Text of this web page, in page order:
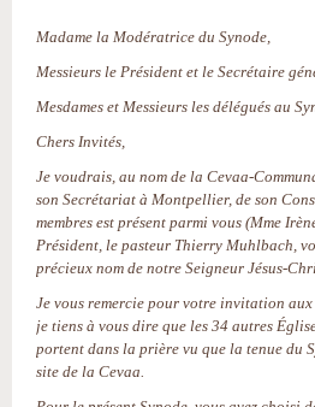
Madame la Modératrice du Synode,
Messieurs le Président et le Secrétaire
Mesdames et Messieurs les délégués au
Chers Invités,
Je voudrais, au nom de la Cevaa-
son Secrétariat à Montpellier, de son
membres est présent parmi vous (Mme
Président, le pasteur Thierry Muhlbach,
précieux nom de notre Seigneur Jésus-
Je vous remercie pour votre invitation aux
je tiens à vous dire que les 34 autres
portent dans la prière vu que la tenue du
site de la Cevaa.